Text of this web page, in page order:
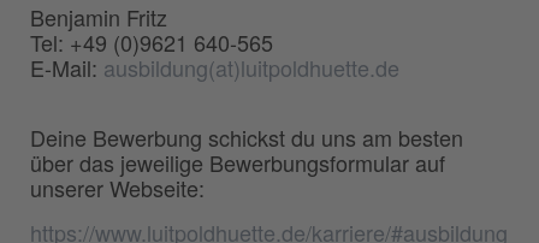
Benjamin Fritz
Tel: +49 (0)9621 640-565
E-Mail: ausbildung(at)luitpoldhuette.de
Deine Bewerbung schickst du uns am besten
über das jeweilige Bewerbungsformular auf
unserer Webseite:
https://www.luitpoldhuette.de/karriere/#ausbildung